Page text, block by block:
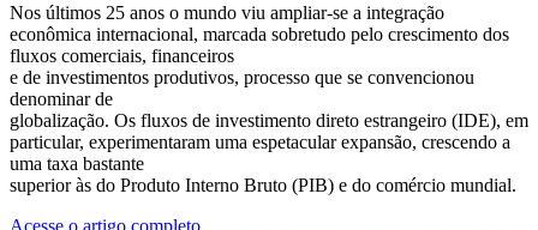
Nos últimos 25 anos o mundo viu ampliar-se a integração
econômica internacional, marcada sobretudo pelo crescimento dos
fluxos comerciais, financeiros
e de investimentos produtivos, processo que se convencionou
denominar de
globalização. Os fluxos de investimento direto estrangeiro (IDE), em
particular, experimentaram uma espetacular expansão, crescendo a
uma taxa bastante
superior às do Produto Interno Bruto (PIB) e do comércio mundial.
Acesse o artigo completo